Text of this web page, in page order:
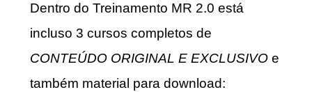
Dentro do Treinamento MR 2.0 está
incluso 3 cursos completos de
CONTEÚDO ORIGINAL E EXCLUSIVO e
também material para download: